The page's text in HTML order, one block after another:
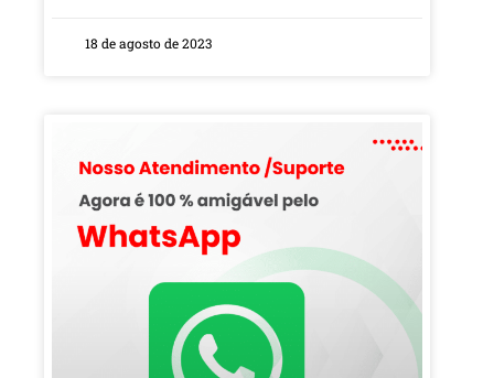
18 de agosto de 2023